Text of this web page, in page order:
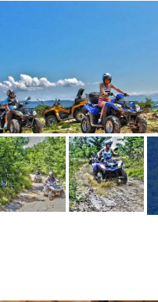
Bild melden
Hotelier